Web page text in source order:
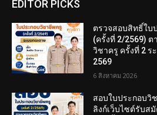
EDITOR PICKS
ตรวจสอบสิทธิ์ใบ
(ครั้งที่ 2/2569)
วิชาครู ครั้งที่ 2 ร
2569
6 สิงหาคม 2026
สอบใบประกอบวิ
ลิงก์เว็บไซต์รับส